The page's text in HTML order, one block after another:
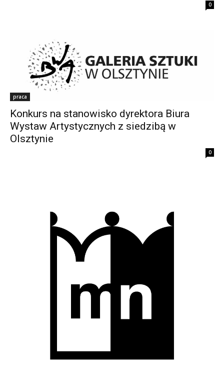
0
praca
Konkurs na stanowisko dyrektora Biura
Wystaw Artystycznych z siedzibą w
Olsztynie
0